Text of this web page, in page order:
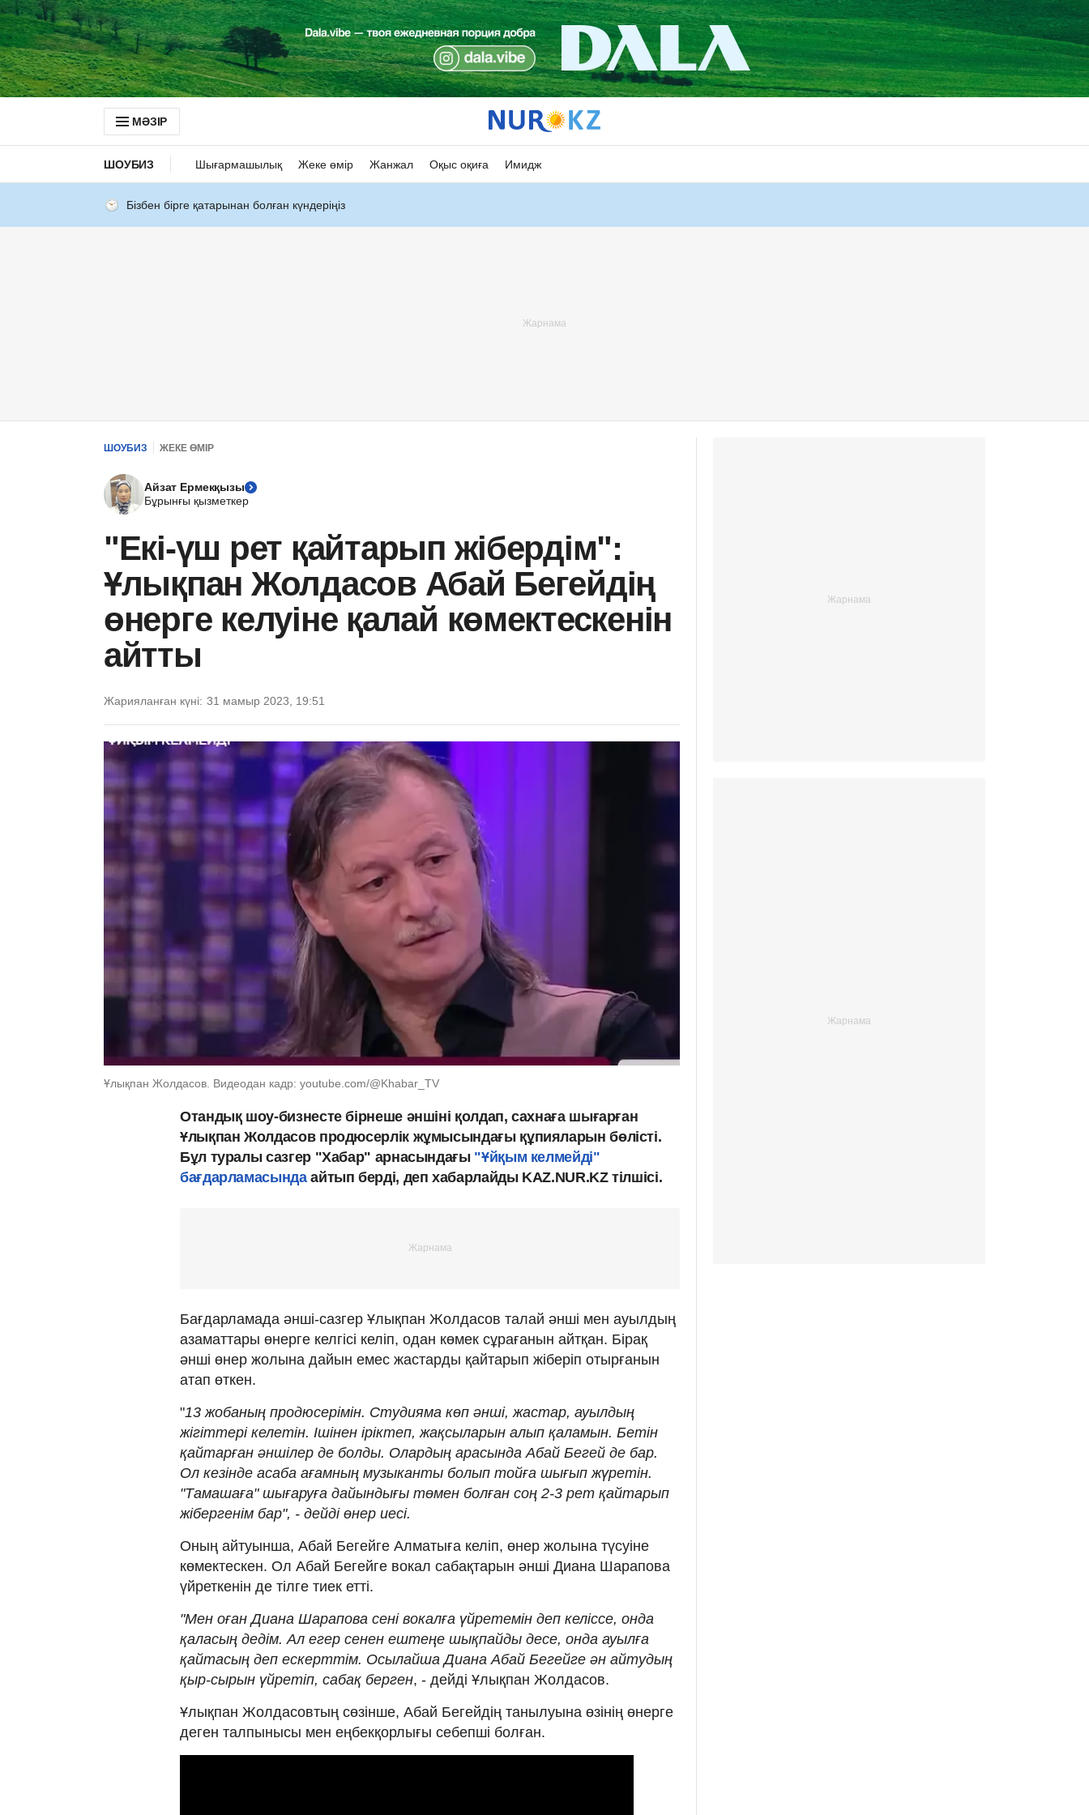
МӘЗІР
ШОУБИЗ Шығармашылық Жеке өмір Жанжал Оқыс оқиға Имидж
Бізбен бірге қатарынан болған күндеріңіз
ШОУБИЗ ЖЕКЕ ӨМІР
Айзат Ермекқызы
Бұрынғы қызметкер
"Екі-үш рет қайтарып жібердім":
Ұлықпан Жолдасов Абай Бегейдің
өнерге келуіне қалай көмектескенін
айтты
Жарияланған күні: 31 мамыр 2023, 19:51
Ұлықпан Жолдасов. Видеодан кадр: youtube.com/@Khabar_TV
Отандық шоу-бизнесте бірнеше әншіні қолдап, сахнаға шығарған
Ұлықпан Жолдасов продюсерлік жұмысындағы құпияларын бөлісті.
Бұл туралы сазгер "Хабар" арнасындағы "Ұйқым келмейді"
бағдарламасындаайтып берді, деп хабарлайды KAZ.NUR.KZ тілшісі.
Бағдарламада әнші-сазгер Ұлықпан Жолдасов талай әнші мен ауылдың
азаматтары өнерге келгісі келіп, одан көмек сұрағанын айтқан. Бірақ
әнші өнер жолына дайын емес жастарды қайтарып жіберіп отырғанын
атап өткен.
"13 жобаның продюсерімін. Студияма көп әнші, жастар, ауылдың
жігіттері келетін. Ішінен іріктеп, жақсыларын алып қаламын. Бетін
қайтарған әншілер де болды. Олардың арасында Абай Бегей де бар.
Ол кезінде асаба ағамның музыканты болып тойға шығып жүретін.
"Тамашаға" шығаруға дайындығы төмен болған соң 2-3 рет қайтарып
жібергенім бар", - дейді өнер иесі.
Оның айтуынша, Абай Бегейге Алматыға келіп, өнер жолына түсуіне
көмектескен. Ол Абай Бегейге вокал сабақтарын әнші Диана Шарапова
үйреткенін де тілге тиек етті.
"Мен оған Диана Шарапова сені вокалға үйретемін деп келіссе, онда
қаласың дедім. Ал егер сенен ештеңе шықпайды десе, онда ауылға
қайтасың деп ескерттім. Осылайша Диана Абай Бегейге ән айтудың
қыр-сырын үйретіп, сабақ берген, - дейді Ұлықпан Жолдасов.
Ұлықпан Жолдасовтың сөзінше, Абай Бегейдің танылуына өзінің өнерге
деген талпынысы мен еңбекқорлығы себепші болған.